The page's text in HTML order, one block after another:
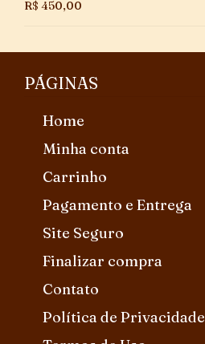
R$ 450,00
PÁGINAS
Home
Minha conta
Carrinho
Pagamento e Entrega
Site Seguro
Finalizar compra
Contato
Política de Privacidade